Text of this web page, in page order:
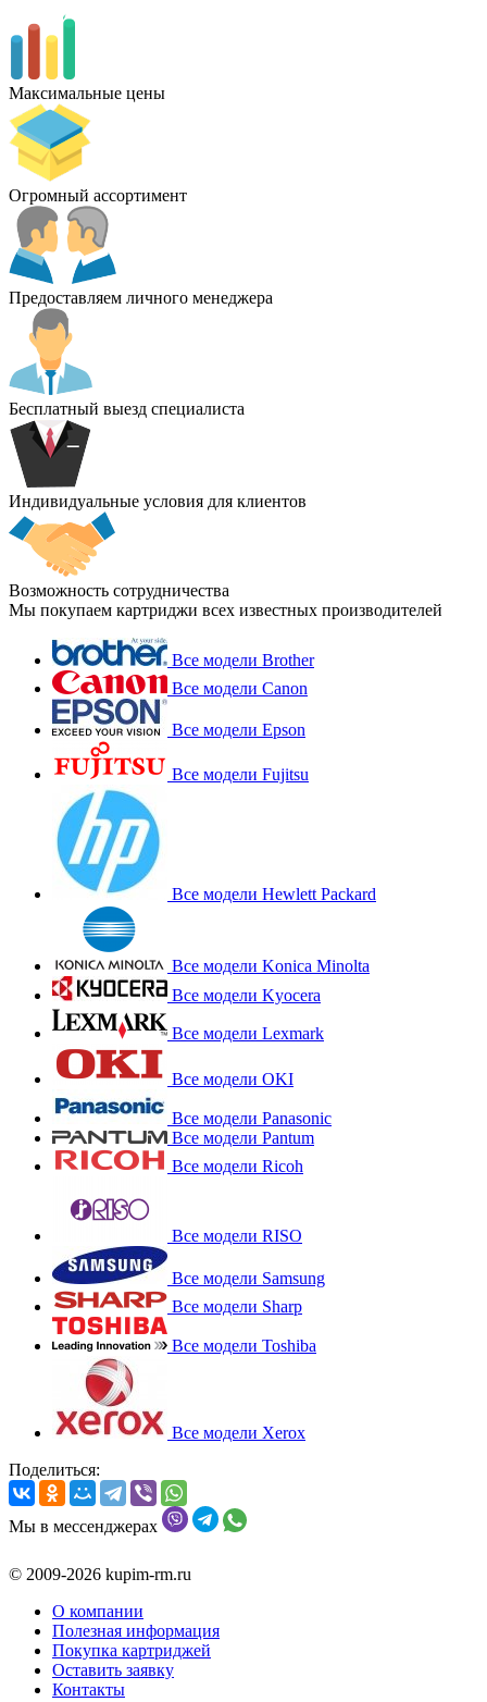
Максимальные цены
Огромный ассортимент
Предоставляем личного менеджера
Бесплатный выезд специалиста
Индивидуальные условия для клиентов
Возможность сотрудничества
Мы покупаем картриджи всех известных производителей
Все модели Brother
Все модели Canon
Все модели Epson
Все модели Fujitsu
Все модели Hewlett Packard
Все модели Konica Minolta
Все модели Kyocera
Все модели Lexmark
Все модели OKI
Все модели Panasonic
Все модели Pantum
Все модели Ricoh
Все модели RISO
Все модели Samsung
Все модели Sharp
Все модели Toshiba
Все модели Xerox
Поделиться:
Мы в мессенджерах
© 2009-2026 kupim-rm.ru
О компании
Полезная информация
Покупка картриджей
Оставить заявку
Контакты